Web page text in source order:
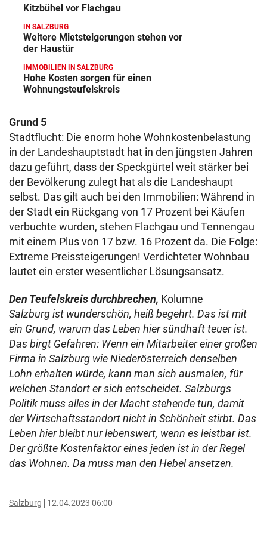
Kitzbühel vor Flachgau
IN SALZBURG
Weitere Mietsteigerungen stehen vor
der Haustür
IMMOBILIEN IN SALZBURG
Hohe Kosten sorgen für einen
Wohnungsteufelskreis
Grund 5
Stadtflucht: Die enorm hohe Wohnkostenbelastung
in der Landeshauptstadt hat in den jüngsten Jahren
dazu geführt, dass der Speckgürtel weit stärker bei
der Bevölkerung zulegt hat als die Landeshaupt
selbst. Das gilt auch bei den Immobilien: Während in
der Stadt ein Rückgang von 17 Prozent bei Käufen
verbuchte wurden, stehen Flachgau und Tennengau
mit einem Plus von 17 bzw. 16 Prozent da. Die Folge:
Extreme Preissteigerungen! Verdichteter Wohnbau
lautet ein erster wesentlicher Lösungsansatz.
Den Teufelskreis durchbrechen, Kolumne
Salzburg ist wunderschön, heiß begehrt. Das ist mit
ein Grund, warum das Leben hier sündhaft teuer ist.
Das birgt Gefahren: Wenn ein Mitarbeiter einer großen
Firma in Salzburg wie Niederösterreich denselben
Lohn erhalten würde, kann man sich ausmalen, für
welchen Standort er sich entscheidet. Salzburgs
Politik muss alles in der Macht stehende tun, damit
der Wirtschaftsstandort nicht in Schönheit stirbt. Das
Leben hier bleibt nur lebenswert, wenn es leistbar ist.
Der größte Kostenfaktor eines jeden ist in der Regel
das Wohnen. Da muss man den Hebel ansetzen.
Salzburg 12.04.2023 06:00